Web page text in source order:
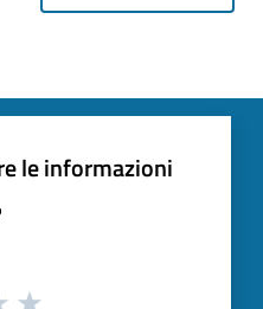
le informazioni